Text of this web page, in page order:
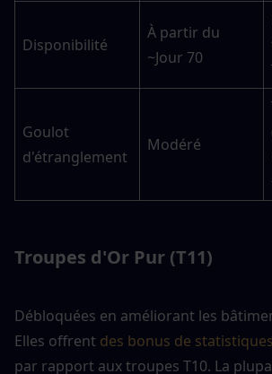
Disponibilité
À partir du
~Jour 70
Goulot
d'étranglement
Modéré
Troupes d'Or Pur (T11)
Débloquées en améliorant les
Elles offrent des bonus de
par rapport aux troupes T10. La